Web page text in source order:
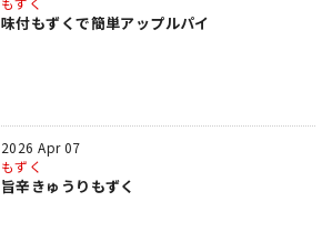
味付もずくで簡単アップルパイ
2026 Apr 07
もずく
旨辛きゅうりもずく